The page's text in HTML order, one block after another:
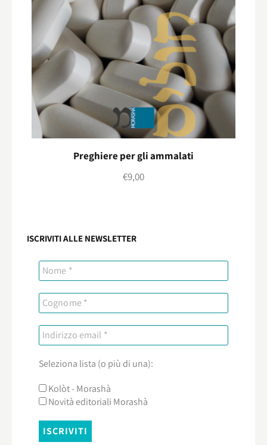
Preghiere per gli ammalati
€9,00
ISCRIVITI ALLE NEWSLETTER
Seleziona lista (o più di una):
Kolòt - Morashà
Novità editoriali Morashà